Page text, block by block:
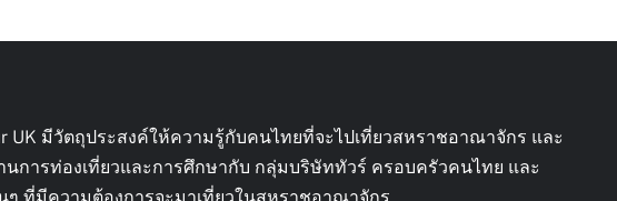
UK มีวัตถุประสงค์ให้ความรู้กับคนไทยที่จะไปเที่ยวสหราชอาณาจักร และ
นการท่องเที่ยวและการศึกษากับ กลุ่มบริษัททัวร์ ครอบครัวคนไทย และ
ๆ ที่มีความต้องการจะมาเที่ยวในสหราชอาณาจักร